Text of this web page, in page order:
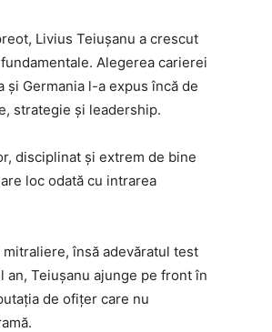
Livius Teiușanu a crescut
Alegerea carierei
Germania l-a expus încă de
strategie și leadership.
disciplinat și extrem de bine
loc odată cu intrarea
însă adevăratul test
an, Teiușanu ajunge pe front în
de ofițer care nu